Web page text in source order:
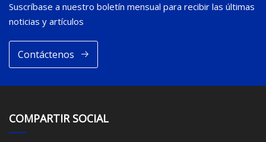
Suscríbase a nuestro boletín mensual para recibir las últimas
noticias y artículos
Contáctenos
COMPARTIR SOCIAL